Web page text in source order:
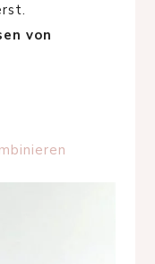
von